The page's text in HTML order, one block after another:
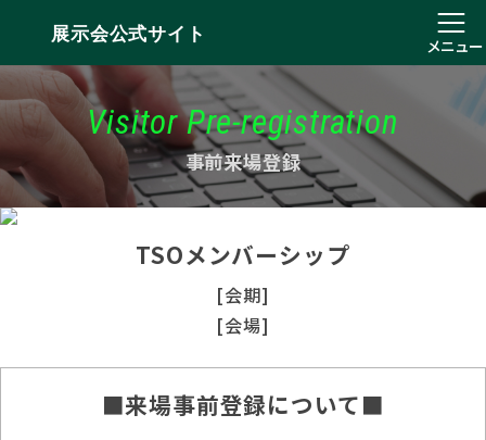
展示会公式サイト
メニュー
Visitor Pre-registration
事前来場登録
TSOメンバーシップ
[会期]
[会場]
■来場事前登録について■